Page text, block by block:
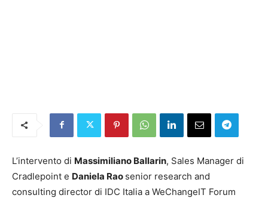
L’intervento di Massimiliano Ballarin, Sales Manager di
Cradlepoint e Daniela Rao senior research and
consulting director di IDC Italia a WeChangeIT Forum